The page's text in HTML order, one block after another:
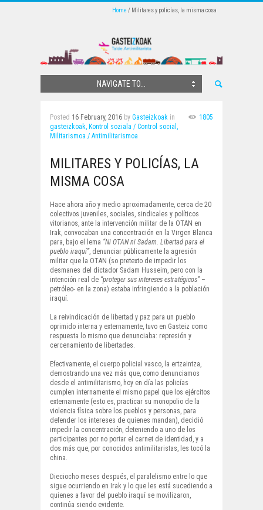
Home Militares y policías, la misma cosa
NAVIGATE TO...
Posted 16 February, 2016 by Gasteizkoak in
gasteizkoak, Kontrol soziala / Control social,
Militarismoa / Antimilitarismoa
1805
MILITARES Y POLICÍAS, LA
MISMA COSA
Hace ahora año y medio aproximadamente, cerca de 20
colectivos juveniles, sociales, sindicales y políticos
vitorianos, ante la intervención militar de la OTAN en
Irak, convocaban una concentración en la Virgen Blanca
para, bajo el lema “Ni OTAN ni Sadam. Libertad para el
pueblo iraquí”, denunciar públicamente la agresión
militar que la OTAN (so pretexto de impedir los
desmanes del dictador Sadam Husseim, pero con la
intención real de “proteger sus intereses estratégicos” –
petróleo- en la zona) estaba infringiendo a la población
iraquí.
La reivindicación de libertad y paz para un pueblo
oprimido interna y externamente, tuvo en Gasteiz como
respuesta lo mismo que denunciaba: represión y
cercenamiento de libertades.
Efectivamente, el cuerpo policial vasco, la ertzaintza,
demostrando una vez más que, como denunciamos
desde el antimilitarismo, hoy en día las policías
cumplen internamente el mismo papel que los ejércitos
externamente (esto es, practicar su monopolio de la
violencia física sobre los pueblos y personas, para
defender los intereses de quienes mandan), decidió
impedir la concentración, deteniendo a uno de los
participantes por no portar el carnet de identidad, y a
dos más que, por conocidos antimilitaristas, les tocó la
china.
Dieciocho meses después, el paralelismo entre lo que
sigue ocurriendo en Irak y lo que les está sucediendo a
quienes a favor del pueblo iraquí se movilizaron,
continúa siendo evidente.